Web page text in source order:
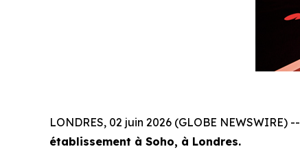
LONDRES, 02 juin 2026 (GLOBE NEWSWIRE) --
établissement à Soho, à Londres.